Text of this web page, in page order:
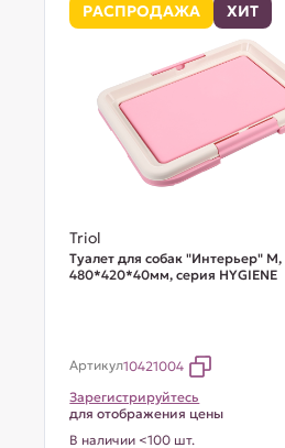
РАСПРОДАЖА ХИТ
Triol
Туалет для собак "Интерьер"
480*420*40мм, серия HYGIENE
Артикул10421004
Зарегистрируйтесь
для отображения цены
В наличии <100 шт.